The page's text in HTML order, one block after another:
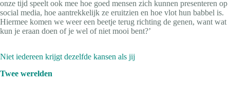
onze tijd speelt ook mee hoe goed mensen zich kunnen presenteren op
social media, hoe aantrekkelijk ze eruitzien en hoe vlot hun babbel is.
Hiermee komen we weer een beetje terug richting de genen, want wat
kun je eraan doen of je wel of niet mooi bent?’
Niet iedereen krijgt dezelfde kansen als jij
Twee werelden